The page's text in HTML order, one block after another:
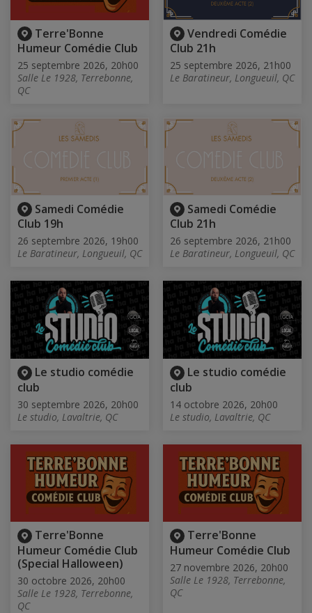
Terre'Bonne
Humeur Comédie Club
25 septembre 2026, 20h00
Salle Le 1928, Terrebonne,
QC
Vendredi Comédie
Club 21h
25 septembre 2026, 21h00
Le Baratineur, Longueuil, QC
Samedi Comédie
Club 19h
26 septembre 2026, 19h00
Le Baratineur, Longueuil, QC
Samedi Comédie
Club 21h
26 septembre 2026, 21h00
Le Baratineur, Longueuil, QC
Le studio comédie
club
30 septembre 2026, 20h00
Le studio, Lavaltrie, QC
Le studio comédie
club
14 octobre 2026, 20h00
Le studio, Lavaltrie, QC
Terre'Bonne
Humeur Comédie Club
(Special Halloween)
30 octobre 2026, 20h00
Salle Le 1928, Terrebonne,
QC
Terre'Bonne
Humeur Comédie Club
27 novembre 2026, 20h00
Salle Le 1928, Terrebonne,
QC